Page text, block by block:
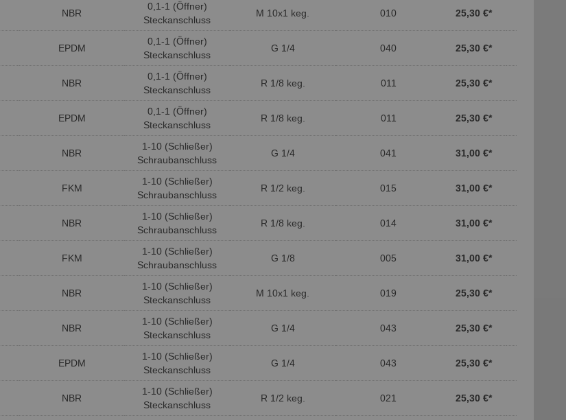
NBR
0,1-1 (Öffner)
Steckanschluss
M 10x1 keg. 010 25,30 €*
EPDM
0,1-1 (Öffner)
Steckanschluss
G 1/4 040 25,30 €*
NBR
0,1-1 (Öffner)
Steckanschluss
R 1/8 keg. 011 25,30 €*
EPDM
0,1-1 (Öffner)
Steckanschluss
R 1/8 keg. 011 25,30 €*
NBR
1-10 (Schließer)
Schraubanschluss
G 1/4 041 31,00 €*
FKM
1-10 (Schließer)
Schraubanschluss
R 1/2 keg. 015 31,00 €*
NBR
1-10 (Schließer)
Schraubanschluss
R 1/8 keg. 014 31,00 €*
FKM
1-10 (Schließer)
Schraubanschluss
G 1/8 005 31,00 €*
NBR
1-10 (Schließer)
Steckanschluss
M 10x1 keg. 019 25,30 €*
NBR
1-10 (Schließer)
Steckanschluss
G 1/4 043 25,30 €*
EPDM
1-10 (Schließer)
Steckanschluss
G 1/4 043 25,30 €*
NBR
1-10 (Schließer)
Steckanschluss
R 1/2 keg. 021 25,30 €*